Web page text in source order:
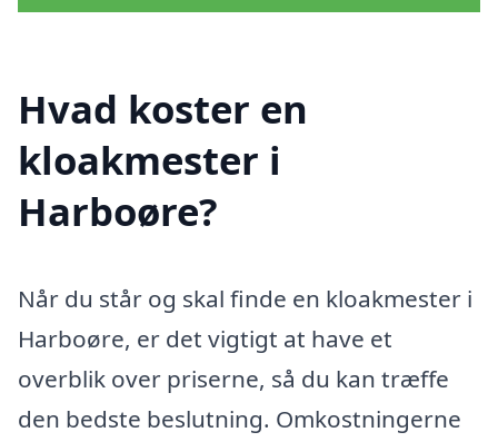
Hvad koster en
kloakmester i
Harboøre?
Når du står og skal finde en kloakmester i
Harboøre, er det vigtigt at have et
overblik over priserne, så du kan træffe
den bedste beslutning. Omkostningerne